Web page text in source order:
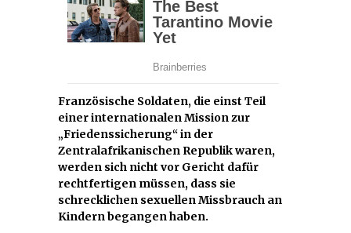
Französische Soldaten, die einst Teil
einer internationalen Mission zur
„Friedenssicherung“ in der
Zentralafrikanischen Republik waren,
werden sich nicht vor Gericht dafür
rechtfertigen müssen, dass sie
schrecklichen sexuellen Missbrauch an
Kindern begangen haben.